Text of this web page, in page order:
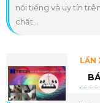
nổi tiếng và uy tín
chất...
LẦN